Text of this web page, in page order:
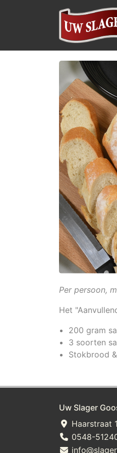
Per persoon,
Het
200 gram
3 soorten
Stokbrood
Uw Slager
Haarstraat
0548-